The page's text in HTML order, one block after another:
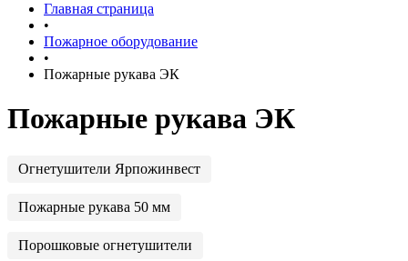
Главная страница
•
Пожарное оборудование
•
Пожарные рукава ЭК
Пожарные рукава ЭК
Огнетушители Ярпожинвест
Пожарные рукава 50 мм
Порошковые огнетушители